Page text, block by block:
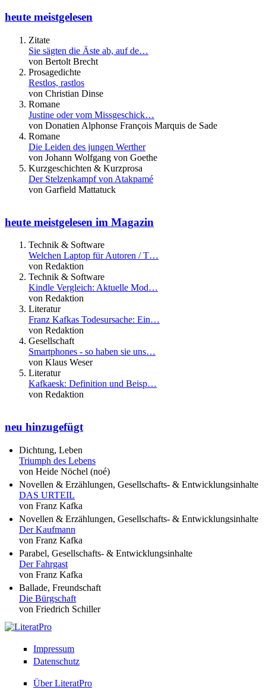
heute meistgelesen
Zitate
Sie sägten die Äste ab, auf de…
von Bertolt Brecht
Prosagedichte
Restlos, rastlos
von Christian Dinse
Romane
Justine oder vom Missgeschick…
von Donatien Alphonse François Marquis de Sade
Romane
Die Leiden des jungen Werther
von Johann Wolfgang von Goethe
Kurzgeschichten & Kurzprosa
Der Stelzenkampf von Atakpamé
von Garfield Mattatuck
heute meistgelesen im Magazin
Technik & Software
Welchen Laptop für Autoren / T…
von Redaktion
Technik & Software
Kindle Vergleich: Aktuelle Mod…
von Redaktion
Literatur
Franz Kafkas Todesursache: Ein…
von Redaktion
Gesellschaft
Smartphones - so haben sie uns…
von Klaus Weser
Literatur
Kafkaesk: Definition und Beisp…
von Redaktion
neu hinzugefügt
Dichtung, Leben
Triumph des Lebens
von Heide Nöchel (noé)
Novellen & Erzählungen, Gesellschafts- & Entwicklungsinhalte
DAS URTEIL
von Franz Kafka
Novellen & Erzählungen, Gesellschafts- & Entwicklungsinhalte
Der Kaufmann
von Franz Kafka
Parabel, Gesellschafts- & Entwicklungsinhalte
Der Fahrgast
von Franz Kafka
Ballade, Freundschaft
Die Bürgschaft
von Friedrich Schiller
Impressum
Datenschutz
Über LiteratPro